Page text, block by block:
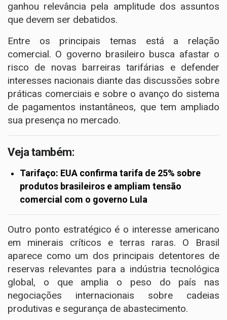
ganhou relevância pela amplitude dos assuntos
que devem ser debatidos.
Entre os principais temas está a relação
comercial. O governo brasileiro busca afastar o
risco de novas barreiras tarifárias e defender
interesses nacionais diante das discussões sobre
práticas comerciais e sobre o avanço do sistema
de pagamentos instantâneos, que tem ampliado
sua presença no mercado.
Veja também:
Tarifaço: EUA confirma tarifa de 25% sobre
produtos brasileiros e ampliam tensão
comercial com o governo Lula
Outro ponto estratégico é o interesse americano
em minerais críticos e terras raras. O Brasil
aparece como um dos principais detentores de
reservas relevantes para a indústria tecnológica
global, o que amplia o peso do país nas
negociações internacionais sobre cadeias
produtivas e segurança de abastecimento.